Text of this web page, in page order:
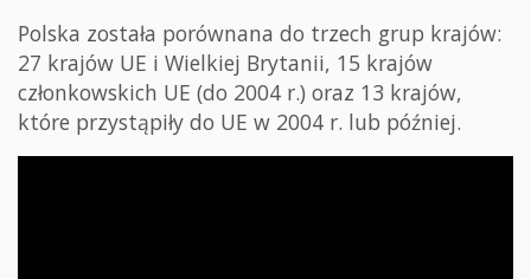
Polska została porównana do trzech grup krajów:
27 krajów UE i Wielkiej Brytanii, 15 krajów
członkowskich UE (do 2004 r.) oraz 13 krajów,
które przystąpiły do UE w 2004 r. lub później.